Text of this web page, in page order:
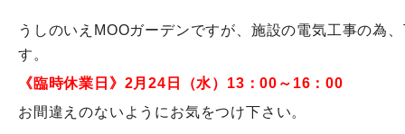
うしのいえMOOガーデンですが、施設の電気工事の為
す。
《臨時休業日》2月24日（水）13：00～16：00
お間違えのないようにお気をつけ下さい。